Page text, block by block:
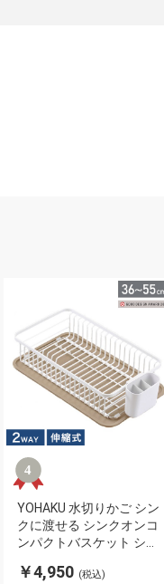
YOHAKU 水切りかご シン
クに渡せる シンクオンコ
ンパクトバスケット ショ
スケット 水切りカゴ シ
￥4,950 (税込)